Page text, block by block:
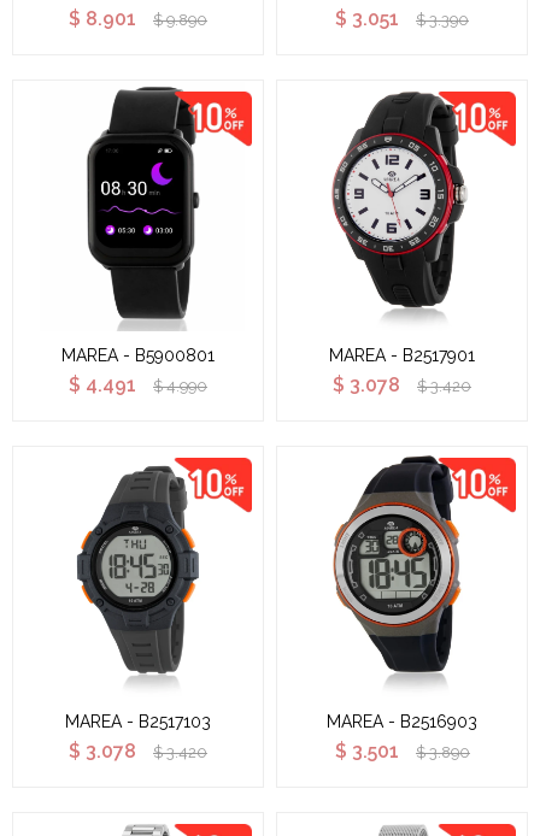
$ 8.901 $ 9.890 $ 3.051 $ 3.390
MAREA - B5900801
$ 4.491 $ 4.990
MAREA - B2517901
$ 3.078 $ 3.420
MAREA - B2517103
$ 3.078 $ 3.420
MAREA - B2516903
$ 3.501 $ 3.890